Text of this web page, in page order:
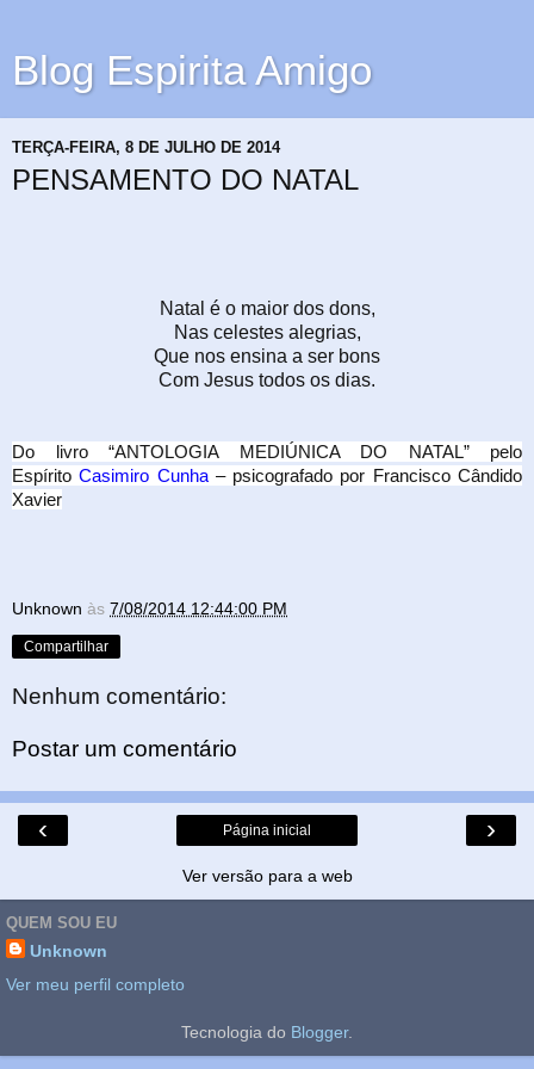
Blog Espirita Amigo
TERÇA-FEIRA, 8 DE JULHO DE 2014
PENSAMENTO DO NATAL
Natal é o maior dos dons,
Nas celestes alegrias,
Que nos ensina a ser bons
Com Jesus todos os dias.
Do livro “ANTOLOGIA MEDIÚNICA DO NATAL” pelo
EspíritoCasimiro Cunha– psicografado por Francisco Cândido
Xavier
Unknown às 7/08/2014 12:44:00 PM
Compartilhar
Nenhum comentário:
Postar um comentário
‹ ›
Página inicial
Ver versão para a web
QUEM SOU EU
Unknown
Ver meu perfil completo
Tecnologia do Blogger.